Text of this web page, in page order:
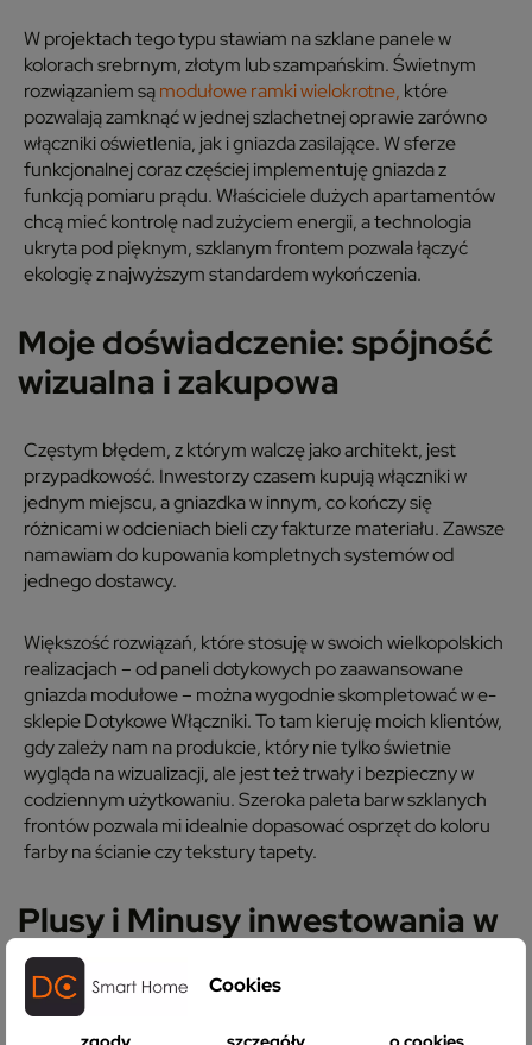
W projektach tego typu stawiam na szklane panele w
kolorach srebrnym, złotym lub szampańskim. Świetnym
rozwiązaniem sąmodułowe ramki wielokrotne, które
pozwalają zamknąć w jednej szlachetnej oprawie zarówno
włączniki oświetlenia, jak i gniazda zasilające. W sferze
funkcjonalnej coraz częściej implementuję gniazda z
funkcją pomiaru prądu. Właściciele dużych apartamentów
chcą mieć kontrolę nad zużyciem energii, a technologia
ukryta pod pięknym, szklanym frontem pozwala łączyć
ekologię z najwyższym standardem wykończenia.
Moje doświadczenie: spójność
wizualna i zakupowa
Częstym błędem, z którym walczę jako architekt, jest
przypadkowość. Inwestorzy czasem kupują włączniki w
jednym miejscu, a gniazdka w innym, co kończy się
różnicami w odcieniach bieli czy fakturze materiału. Zawsze
namawiam do kupowania kompletnych systemów od
jednego dostawcy.
Większość rozwiązań, które stosuję w swoich wielkopolskich
realizacjach – od paneli dotykowych po zaawansowane
gniazda modułowe – można wygodnie skompletować w e-
sklepie Dotykowe Włączniki. To tam kieruję moich klientów,
gdy zależy nam na produkcie, który nie tylko świetnie
wygląda na wizualizacji, ale jest też trwały i bezpieczny w
codziennym użytkowaniu. Szeroka paleta barw szklanych
frontów pozwala mi idealnie dopasować osprzęt do koloru
farby na ścianie czy tekstury tapety.
Plusy i Minusy inwestowania w
szklany osprzęt:
Cookies